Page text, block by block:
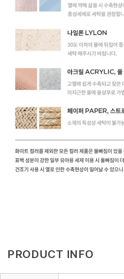
PRODUCT INFO